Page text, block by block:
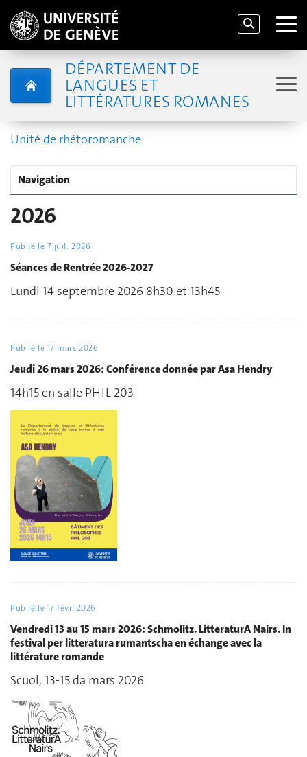
DÉPARTEMENT DE
LANGUES ET
LITTÉRATURES ROMANES
Unité de rhétoromanche
Navigation
2026
Publié le 7 juil. 2026
Séances de Rentrée 2026-2027
Lundi 14 septembre 2026 8h30 et 13h45
Publié le 17 mars 2026
Jeudi 26 mars 2026: Conférence donnée par Asa Hendry
14h15 en salle PHIL 203
Publié le 17 févr. 2026
Vendredi 13 au 15 mars 2026: Schmolitz. LitteraturA Nairs. In
festival per litteratura rumantscha en échange avec la
littérature romande
Scuol, 13-15 da mars 2026